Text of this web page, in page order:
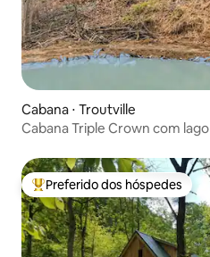
Cabana ⋅ Troutville
Cabana Triple Crown com
Entre os melhores preferidos
Preferido dos hóspedes